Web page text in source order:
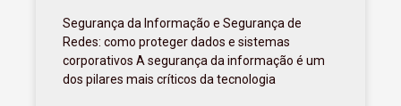
Segurança da Informação e Segurança de
Redes: como proteger dados e sistemas
corporativos A segurança da informação é um
dos pilares mais críticos da tecnologia